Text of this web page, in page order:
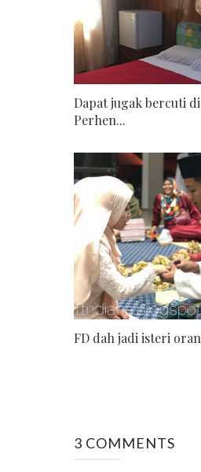
Dapat jugak bercuti
Perhen...
FD dah jadi isteri
3 COMMENTS